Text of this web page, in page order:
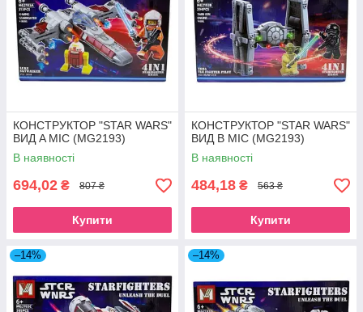
КОНСТРУКТОР "STAR WARS"
ВИД A МІС (MG2193)
В наявності
694,02 ₴ 807 ₴
Купити
КОНСТРУКТОР "STAR WARS"
ВИД B МІС (MG2193)
В наявності
484,18 ₴ 563 ₴
Купити
–14% –14%